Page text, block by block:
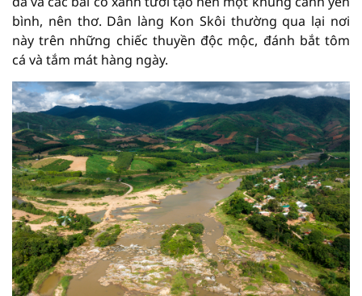
bình, nên thơ. Dân làng Kon Skôi thường qua lại nơi
này trên những chiếc thuyền độc mộc, đánh bắt tôm
cá và tắm mát hàng ngày.